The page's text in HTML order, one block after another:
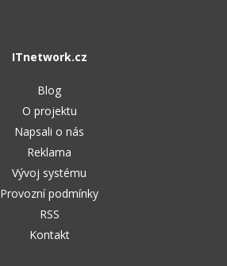
ITnetwork.cz
Blog
O projektu
Napsali o nás
Reklama
Vývoj systému
Provozní podmínky
RSS
Kontakt